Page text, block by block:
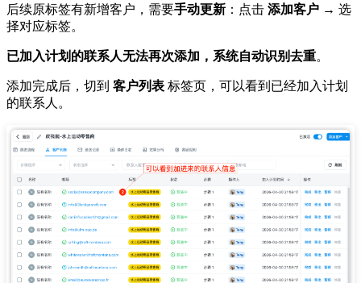
后续原标签有新增客户，需要手动更新 ：点击 添加客户 → 选
择对应标签。
已加入计划的联系人无法再次添加，系统自动识别去重。
添加完成后，切到 客户列表 标签页，可以看到已经加入计划
的联系人。